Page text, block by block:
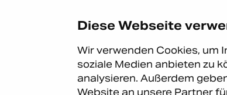
Diese Webseite
Wir verwenden Cookies, um
soziale Medien anbieten zu
analysieren. Außerdem
Website an unsere Partner